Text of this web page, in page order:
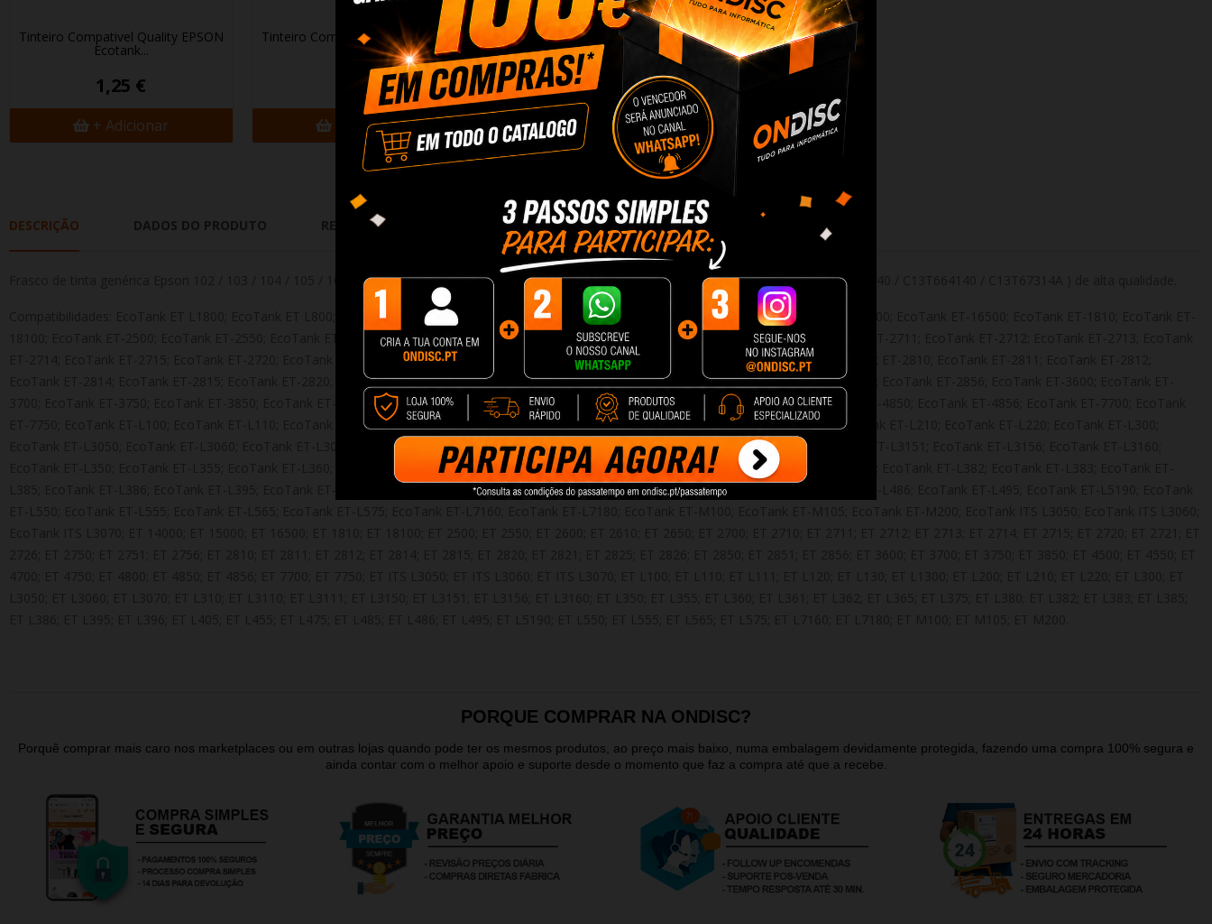
Tinteiro Compativel Quality EPSON
Ecotank...
1,25 €
+ Adicionar
Tinteiro Compativel Quality EPSON
Ecotank...
1,25 €
+ Adicionar
Tinteiro Compativel Quality EPSON
Ecotank...
1,25 €
+ Adicionar
DESCRIÇÃO DADOS DO PRODUTO REVIEWS
Frasco de tinta genérica Epson 102 / 103 / 104 / 105 / 107 / T6641 / T6731 (C13T03R140 / C13T00S14A10 / C13T00P140 / C13T00Q140 / C13T09B140 / C13T664140 / C13T67314A ) de alta qualidade.
Compatibilidades: EcoTank ET L1800; EcoTank ET L800; EcoTank ET L805; EcoTank ET L810; EcoTank ET L850; EcoTank ET-14000; EcoTank ET-15000; EcoTank ET-16500; EcoTank ET-1810; EcoTank ET-
18100; EcoTank ET-2500; EcoTank ET-2550; EcoTank ET-2600; EcoTank ET-2610; EcoTank ET-2650; EcoTank ET-2700; EcoTank ET-2710; EcoTank ET-2711; EcoTank ET-2712; EcoTank ET-2713; EcoTank
ET-2714; EcoTank ET-2715; EcoTank ET-2720; EcoTank ET-2721; EcoTank ET-2726; EcoTank ET-2750; EcoTank ET-2751; EcoTank ET-2756; EcoTank ET-2810; EcoTank ET-2811; EcoTank ET-2812;
EcoTank ET-2814; EcoTank ET-2815; EcoTank ET-2820; EcoTank ET-2821; EcoTank ET-2825; EcoTank ET-2826; EcoTank ET-2850; EcoTank ET-2851; EcoTank ET-2856; EcoTank ET-3600; EcoTank ET-
3700; EcoTank ET-3750; EcoTank ET-3850; EcoTank ET-4500; EcoTank ET-4550; EcoTank ET-4700; EcoTank ET-4750; EcoTank ET-4800; EcoTank ET-4850; EcoTank ET-4856; EcoTank ET-7700; EcoTank
ET-7750; EcoTank ET-L100; EcoTank ET-L110; EcoTank ET-L111; EcoTank ET-L120; EcoTank ET-L130; EcoTank ET-L1300; EcoTank ET-L200; EcoTank ET-L210; EcoTank ET-L220; EcoTank ET-L300;
EcoTank ET-L3050; EcoTank ET-L3060; EcoTank ET-L3070; EcoTank ET-L310; EcoTank ET-L3110; EcoTank ET-L3111; EcoTank ET-L3150; EcoTank ET-L3151; EcoTank ET-L3156; EcoTank ET-L3160;
EcoTank ET-L350; EcoTank ET-L355; EcoTank ET-L360; EcoTank ET-L361; EcoTank ET-L362; EcoTank ET-L365; EcoTank ET-L375; EcoTank ET-L380; EcoTank ET-L382; EcoTank ET-L383; EcoTank ET-
L385; EcoTank ET-L386; EcoTank ET-L395; EcoTank ET-L396; EcoTank ET-L405; EcoTank ET-L455; EcoTank ET-L475; EcoTank ET-L485; EcoTank ET-L486; EcoTank ET-L495; EcoTank ET-L5190; EcoTank
PORQUE COMPRAR NA ONDISC?
Porquê comprar mais caro nos marketplaces ou em outras lojas quando pode ter os mesmos produtos, ao preço mais baixo, numa embalagem devidamente protegida, fazendo uma compra 100% segura e
ainda contar com o melhor apoio e suporte desde o momento que faz a compra até que a recebe.